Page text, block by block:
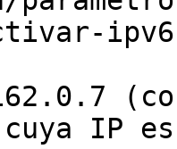
IP